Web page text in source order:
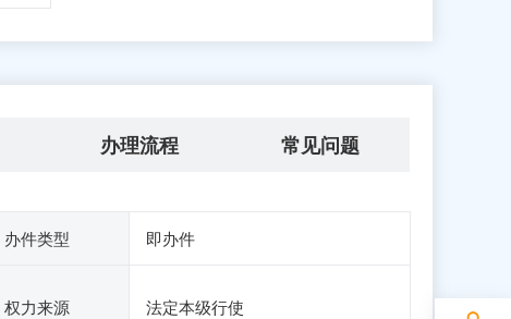
办理流程 常见问题
办件类型 即办件
权力来源 法定本级行使